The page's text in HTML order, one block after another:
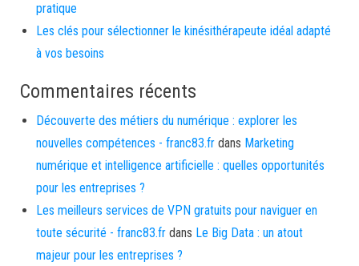
pratique
Les clés pour sélectionner le kinésithérapeute idéal adapté
à vos besoins
Commentaires récents
Découverte des métiers du numérique : explorer les
nouvelles compétences - franc83.fr dans Marketing
numérique et intelligence artificielle : quelles opportunités
pour les entreprises ?
Les meilleurs services de VPN gratuits pour naviguer en
toute sécurité - franc83.fr dans Le Big Data : un atout
majeur pour les entreprises ?